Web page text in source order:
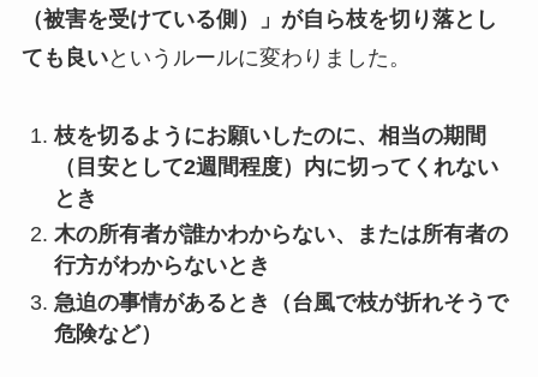
（被害を受けている側）」が自ら枝を切り落とし
ても良いというルールに変わりました。
枝を切るようにお願いしたのに、相当の期間
（目安として2週間程度）内に切ってくれない
とき
木の所有者が誰かわからない、または所有者の
行方がわからないとき
急迫の事情があるとき（台風で枝が折れそうで
危険など）